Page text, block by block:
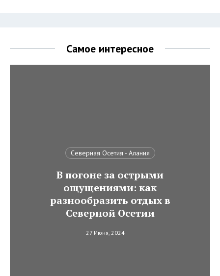
Самое интересное
Северная Осетия - Алания
В погоне за острыми
ощущениями: как
разнообразить отдых в
Северной Осетии
27 Июня, 2024